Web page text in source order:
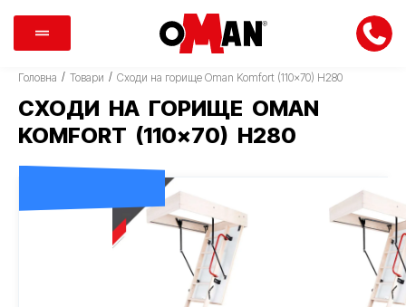
Головна / Товари / Сходи на горище Oman Komfort (110×70) H280
СХОДИ НА ГОРИЩЕ OMAN
KOMFORT (110×70) H280
ДОСТАВКА 0 ГРН